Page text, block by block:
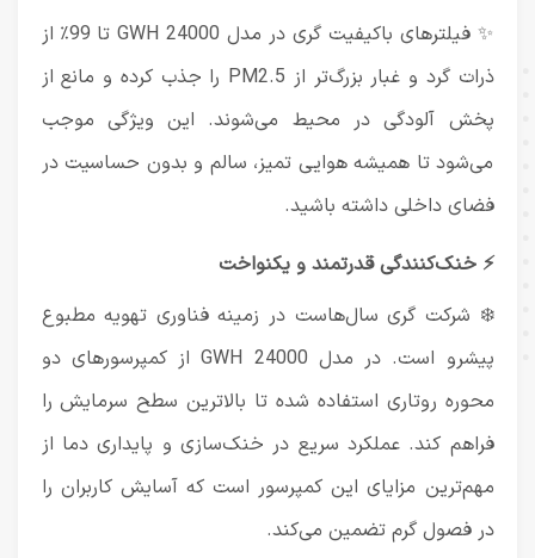
✨ فیلترهای باکیفیت گری در مدل GWH 24000 تا 99٪ از
ذرات گرد و غبار بزرگ‌تر از PM2.5 را جذب کرده و مانع از
پخش آلودگی در محیط می‌شوند. این ویژگی موجب
می‌شود تا همیشه هوایی تمیز، سالم و بدون حساسیت در
فضای داخلی داشته باشید.
⚡ خنک‌کنندگی قدرتمند و یکنواخت
❄️ شرکت گریسال‌هاست در زمینه فناوری تهویه مطبوع
پیشرو است. در مدل GWH 24000 از کمپرسورهای دو
محوره روتاری استفاده شده تا بالاترین سطح سرمایش را
فراهم کند. عملکرد سریع در خنک‌سازی و پایداری دما از
مهم‌ترین مزایای این کمپرسور است که آسایش کاربران را
در فصول گرم تضمین می‌کند.